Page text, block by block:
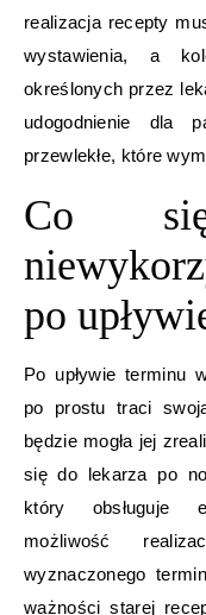
realizacja recepty
wystawienia, a
określonych przez
udogodnienie dla
przewlekłe, które
Co
po
Po upływie terminu
po prostu traci
będzie mogła jej
się do lekarza po
który obsługuje
możliwość
wyznaczonego
ważności starej